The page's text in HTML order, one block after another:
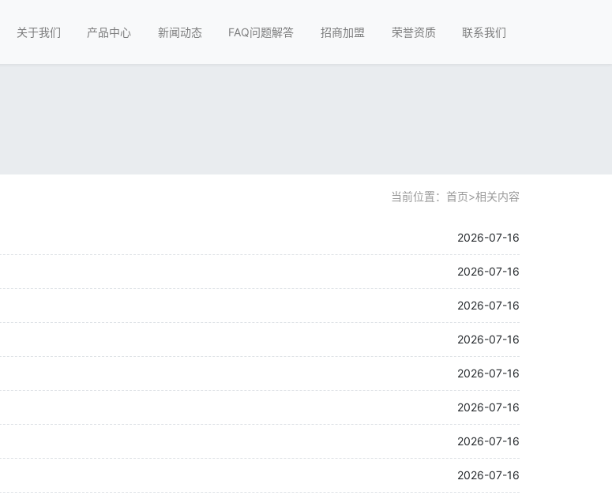
关于我们 产品中心 新闻动态 FAQ问题解答 招商加盟 荣誉资质 联系我们
当前位置： 首页>相关内容
2026-07-16
2026-07-16
2026-07-16
2026-07-16
2026-07-16
2026-07-16
2026-07-16
2026-07-16